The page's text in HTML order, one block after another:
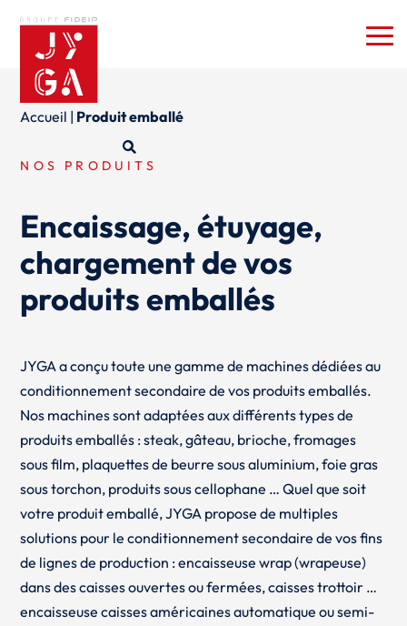
Accueil | Produit emballé
NOS PRODUITS
Encaissage, étuyage,
chargement de vos
produits emballés
JYGA a conçu toute une gamme de machines dédiées au
conditionnement secondaire de vos produits emballés.
Nos machines sont adaptées aux différents types de
produits emballés : steak, gâteau, brioche, fromages
sous film, plaquettes de beurre sous aluminium, foie gras
sous torchon, produits sous cellophane … Quel que soit
votre produit emballé, JYGA propose de multiples
solutions pour le conditionnement secondaire de vos fins
de lignes de production : encaisseuse wrap (wrapeuse)
dans des caisses ouvertes ou fermées, caisses trottoir …
encaisseuse caisses américaines automatique ou semi-